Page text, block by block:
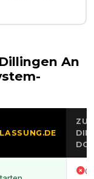
Dillingen An